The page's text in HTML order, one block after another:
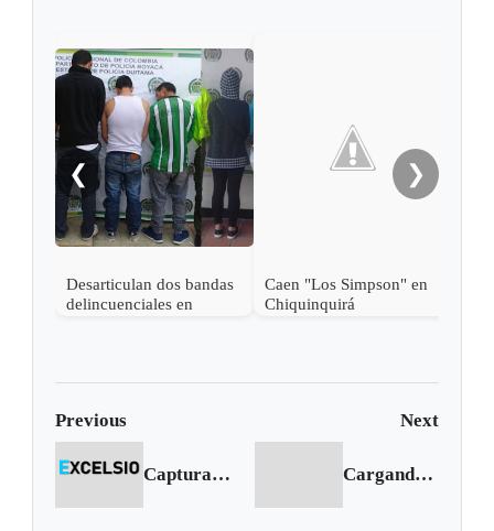
❮
Desarticulan dos bandas
delincuenciales en
Caen "Los Simpson" en
Chiquinquirá
❯
Previous Next
Capturan a dos distribuidores de droga en Tunja Cargando siguiente...